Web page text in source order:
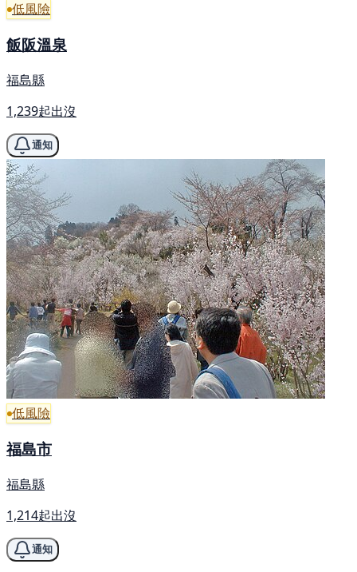
低風險
飯阪溫泉
福島縣
1,239起出沒
通知
低風險
福島市
福島縣
1,214起出沒
通知